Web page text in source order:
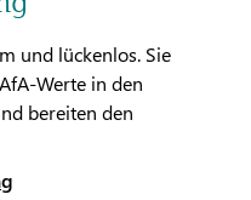
und lückenlos. Sie
Werte in den
bereiten den